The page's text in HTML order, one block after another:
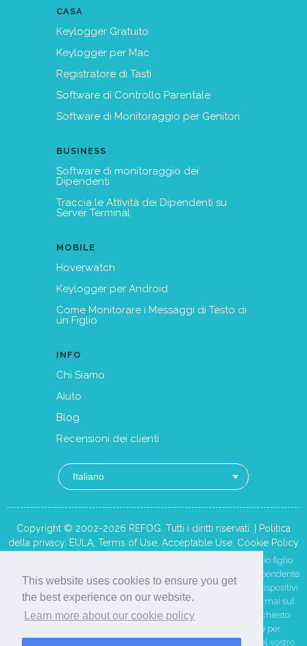
This website uses cookies to ensure you get
the best experience on our website.
Learn more about our cookie policy
CASA
Keylogger Gratuito
Keylogger per Mac
Registratore di Tasti
Software di Controllo Parentale
Software di Monitoraggio per Genitori
BUSINESS
Software di monitoraggio dei
Dipendenti
Traccia le Attività dei Dipendenti su
Server Terminal
MOBILE
Hoverwatch
Keylogger per Android
Come Monitorare i Messaggi di Testo di
un Figlio
INFO
Chi Siamo
Aiuto
Blog
Recensioni dei clienti
Copyright © 2002-2026 REFOG. Tutti i diritti riservati. |
Politica
della privacy, EULA Terms of Use Acceptable Use Cookie Policy
REFOG è destinato esclusivamente al monitoraggio del proprio figlio
minorenne oppure — previa informativa e consenso — di un dipendente
su un dispositivo di proprietà dell'azienda. Installatelo solo su dispositivi
di vostra proprietà o che siete legalmente autorizzati a gestire, mai sul
dispositivo di un altro adulto, e ottenete qualsiasi consenso richiesto
dalla legge. Vi preghiamo di consultare un avvocato locale per
assicurarvi che le vostre attività di monitoraggio siano legali nel vostro